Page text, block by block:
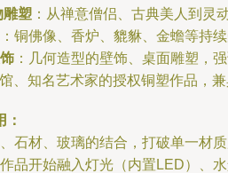
雕塑 ：从禅意僧侣、古典美人到灵
：铜佛像、香炉、貔貅、金蟾等持
：几何造型的壁饰、桌面雕塑，
馆、知名艺术家的授权铜塑作品，
、石材、玻璃的结合，打破单一材
作品开始融入灯光（内置LED）、